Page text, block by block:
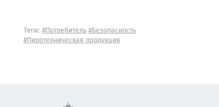
Теги: #Потребитель#Безопасность
#Пиротехническая продукция